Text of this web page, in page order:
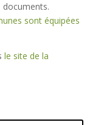
sont équipées
le site de la